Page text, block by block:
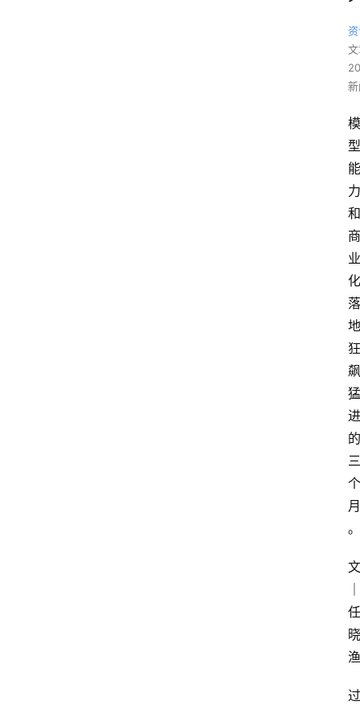
模
型
能
力
和
商
业
化
落
地
狂
飙
猛
进
的
三
个
月
。
文
任
晓
渔
过